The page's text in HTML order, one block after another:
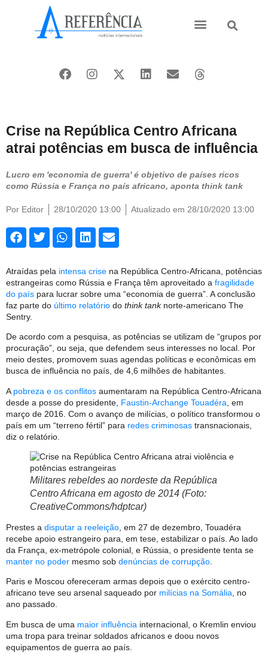
Crise na República Centro Africana
atrai potências em busca de influência
Lucro em 'economia de guerra' é objetivo de países ricos
como Rússia e França no país africano, aponta think tank
Por Editor 28/10/2020 13:00 Atualizado em 28/10/2020 13:00
Atraídas pela intensa crise na República Centro-Africana, potências
estrangeiras como Rússia e França têm aproveitado a fragilidade
do país para lucrar sobre uma “economia de guerra”. A conclusão
faz parte do último relatório do think tanknorte-americano The
Sentry.
De acordo com a pesquisa, as potências se utilizam de “grupos por
procuração”, ou seja, que defendem seus interesses no local. Por
meio destes, promovem suas agendas políticas e econômicas em
busca de influência no país, de 4,6 milhões de habitantes.
A pobreza e os conflitos aumentaram na República Centro-Africana
desde a posse do presidente, Faustin-Archange Touadéra , em
março de 2016. Com o avanço de milícias, o político transformou o
país em um “terreno fértil” para redes criminosas transnacionais,
diz o relatório.
Militares rebeldes ao nordeste da República
Centro Africana em agosto de 2014 (Foto:
CreativeCommons/hdptcar)
Prestes a disputar a reeleição , em 27 de dezembro, Touadéra
recebe apoio estrangeiro para, em tese, estabilizar o país. Ao lado
da França, ex-metrópole colonial, e Rússia, o presidente tenta se
manter no poder mesmo sob denúncias de corrupção
Paris e Moscou ofereceram armas depois que o exército centro-
africano teve seu arsenal saqueado por milícias na Somália, no
ano passado.
Em busca de uma maior influência internacional, o Kremlin enviou
uma tropa para treinar soldados africanos e doou novos
equipamentos de guerra ao país.